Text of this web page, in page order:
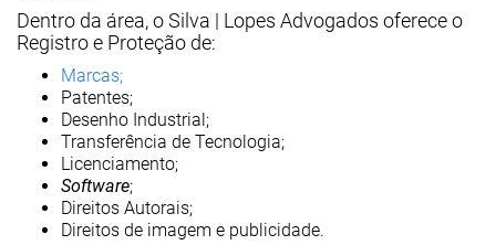
Dentro da área, o Silva | Lopes Advogados oferece o
Registro e Proteção de:
Marcas;
Patentes;
Desenho Industrial;
Transferência de Tecnologia;
Licenciamento;
Software;
Direitos Autorais;
Direitos de imagem e publicidade.